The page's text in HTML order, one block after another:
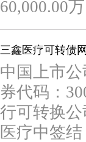
60,000.00
三鑫医疗可转债
中国上市
券代码：
行可转换
医疗中签结